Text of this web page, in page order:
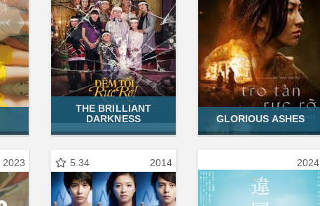
THE BRILLIANT
DARKNESS
GLORIOUS ASHES
2023 5.34 2014 2024